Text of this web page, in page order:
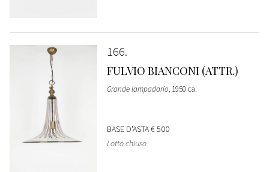
166
FULVIO BIANCONI (ATTR.)
Grande lampadario, 1950 ca.
BASE D'ASTA€ 500
Lotto chiuso